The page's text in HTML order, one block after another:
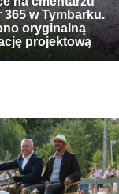
w Tymbarku.
oryginalną
projektową